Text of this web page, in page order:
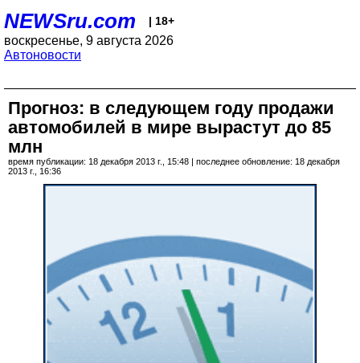
NEWSru.com | 18+
воскресенье, 9 августа 2026
Автоновости
Прогноз: в следующем году продажи
автомобилей в мире вырастут до 85
млн
время публикации: 18 декабря 2013 г., 15:48 | последнее обновление: 18 декабря
2013 г., 16:36